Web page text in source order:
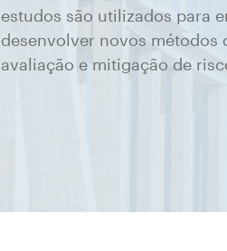
estudos são utilizados para
desenvolver novos métodos
avaliação e mitigação de